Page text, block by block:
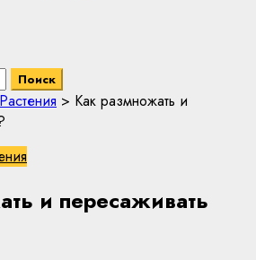
> Как размножать и
и пересаживать